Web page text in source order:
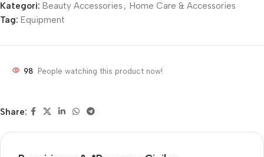
Kategori: Beauty Accessories , Home Care & Accessories
Tag: Equipment
98 People watching this product now!
Share: